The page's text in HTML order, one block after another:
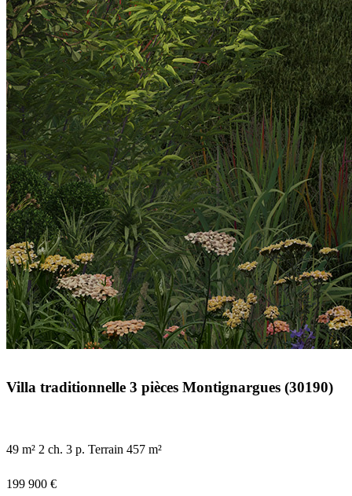
Villa traditionnelle 3 pièces Montignargues (30190)
49 m² 2 ch. 3 p. Terrain 457 m²
199 900 €